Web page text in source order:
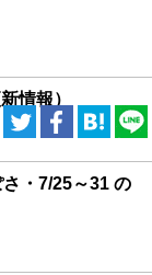
情報）
・7/25～31 の